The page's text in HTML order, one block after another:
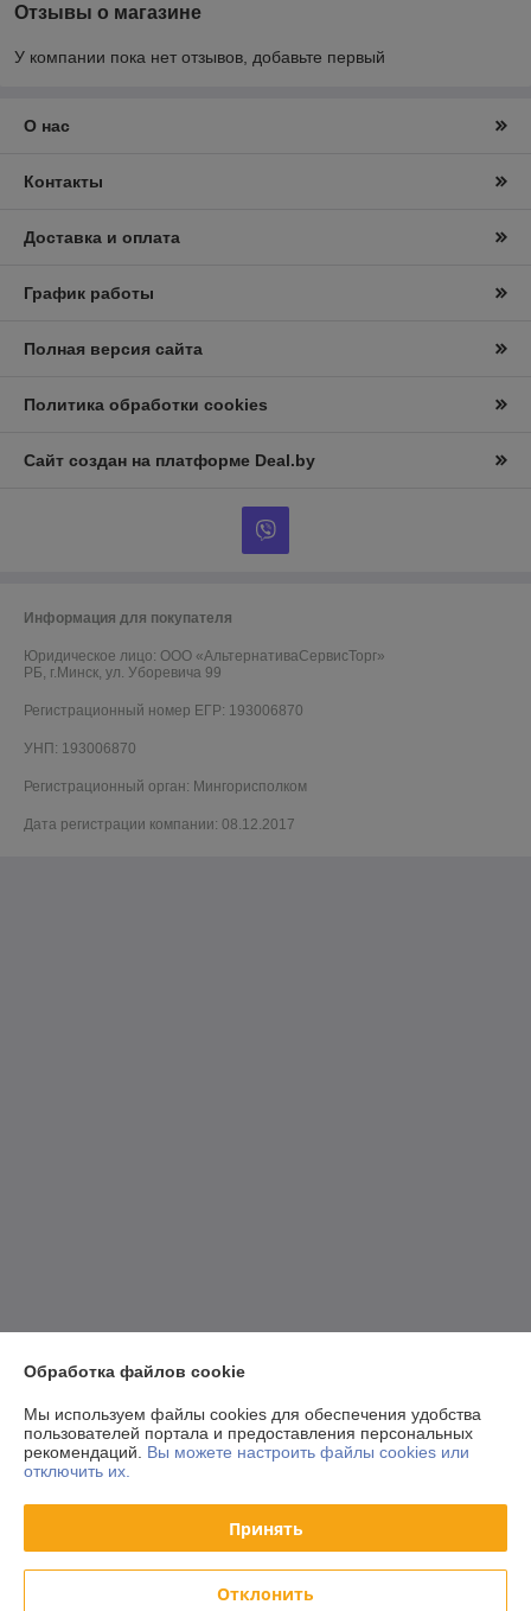
Отзывы о магазине
У компании пока нет отзывов, добавьте первый
О нас
Контакты
Доставка и оплата
График работы
Полная версия сайта
Политика обработки cookies
Сайт создан на платформе Deal.by
Информация для покупателя
Юридическое лицо: ООО «АльтернативаСервисТорг»
РБ, г.Минск, ул. Уборевича 99
Регистрационный номер ЕГР: 193006870
УНП: 193006870
Регистрационный орган: Мингорисполком
Дата регистрации компании: 08.12.2017
Обработка файлов cookie
Мы используем файлы cookies для обеспечения удобства
пользователей портала и предоставления персональных
рекомендаций. Вы можете настроить файлы cookies или
отключить их.
Принять
Отклонить